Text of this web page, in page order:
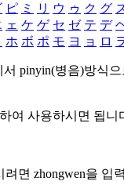
ピ ミ リ ウ ゥ ク グ
ェ ケ ゲ セ ゼ テ デ
ホ ボ ポ モ ヨ ョ ロ
서 pinyin(병음)방식
여 사용하시면 됩니
려면 zhongwen을 입